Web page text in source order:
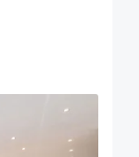
COMISION 50%